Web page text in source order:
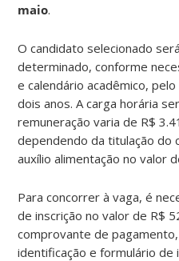
maio.
O candidato selecionado
determinado, conforme
e calendário acadêmico,
dois anos. A carga horária
remuneração varia de R$
dependendo da titulação do
auxílio alimentação no valor
Para concorrer à vaga, é
de inscrição no valor de R$
comprovante de
identificação e formulário de